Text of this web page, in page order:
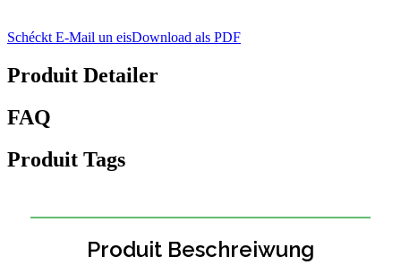
Schéckt E-Mail un eisDownload als PDF
Produit Detailer
FAQ
Produit Tags
Produit Beschreiwung